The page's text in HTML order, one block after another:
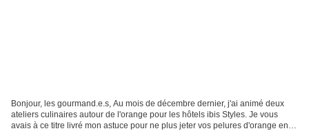
Bonjour, les gourmand.e.s, Au mois de décembre dernier, j'ai animé deux
ateliers culinaires autour de l'orange pour les hôtels ibis Styles. Je vous
avais à ce titre livré mon astuce pour ne plus jeter vos pelures d'orange en